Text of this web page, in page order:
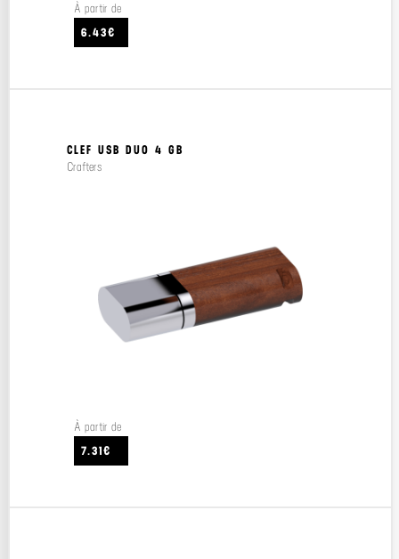
À partir de
6.43€
CLEF USB DUO 4 GB
Crafters
À partir de
7.31€